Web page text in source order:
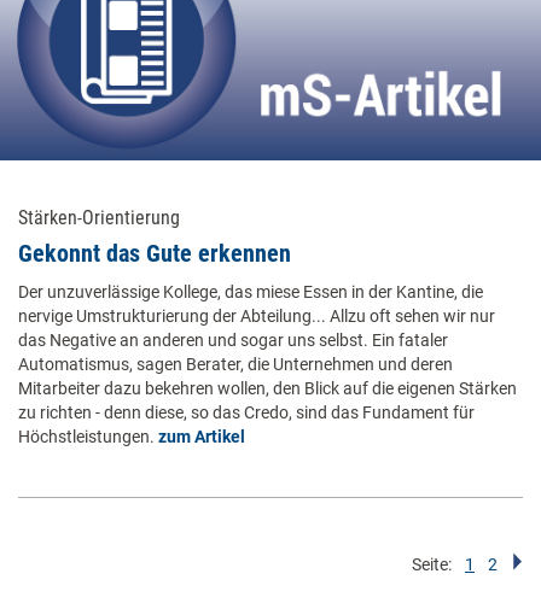
Stärken-Orientierung
Gekonnt das Gute erkennen
Der unzuverlässige Kollege, das miese Essen in der Kantine, die
nervige Umstrukturierung der Abteilung... Allzu oft sehen wir nur
das Negative an anderen und sogar uns selbst. Ein fataler
Automatismus, sagen Berater, die Unternehmen und deren
Mitarbeiter dazu bekehren wollen, den Blick auf die eigenen Stärken
zu richten - denn diese, so das Credo, sind das Fundament für
Höchstleistungen. zum Artikel
Seite: 1 2